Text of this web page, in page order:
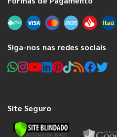
Siga-nos nas redes sociais
Site Seguro